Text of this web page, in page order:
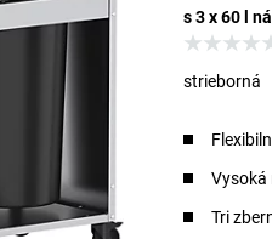
s 3 x 60 l
strieborná
Vysoká
Tri